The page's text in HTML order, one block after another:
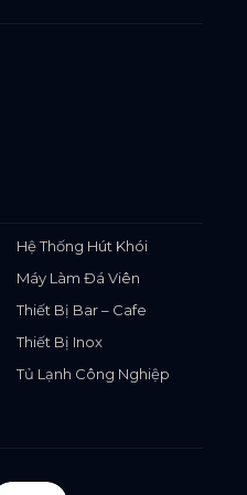
Hệ Thống Hút Khói
Máy Làm Đá Viên
Thiết Bị Bar – Cafe
Thiết Bị Inox
Tủ Lạnh Công Nghiệp